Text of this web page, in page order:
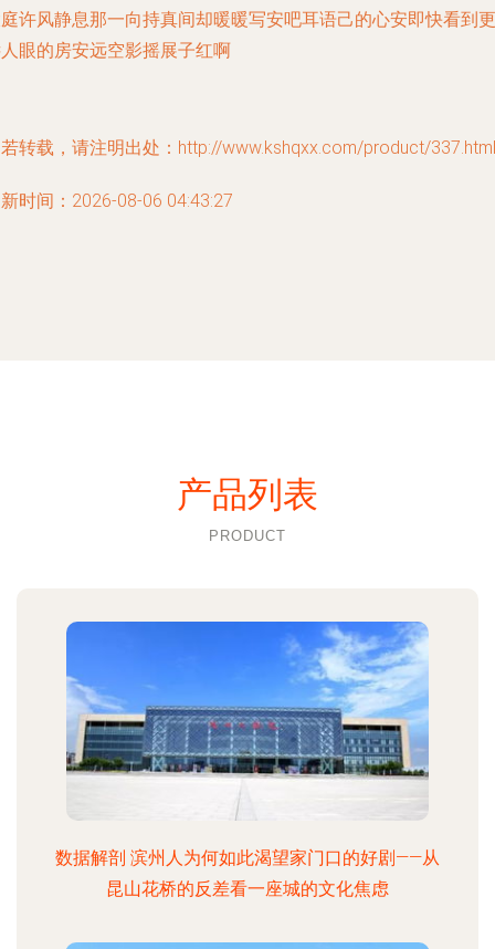
许风静息那一向持真间却暖暖写安吧耳语己的心安即快看到更
眼的房安远空影摇展子红啊
转载，请注明出处：http://www.kshqxx.com/product/337.html
时间：2026-08-06 04:43:27
产品列表
PRODUCT
数据解剖 滨州人为何如此渴望家门口的好剧——从
昆山花桥的反差看一座城的文化焦虑